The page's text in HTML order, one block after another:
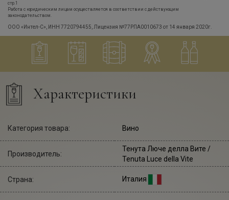
стр.1
Работа с юридическим лицам осуществляется в соответствии с действующим
законодательством.
ООО «Интел-С», ИНН 7720794455, Лицензия №77РПА0010673 от 14 января 2020г.
Характеристики
Категория товара: Вино
Производитель:
Тенута Люче делла Вите /
Tenuta Luce della Vite
Страна: Италия